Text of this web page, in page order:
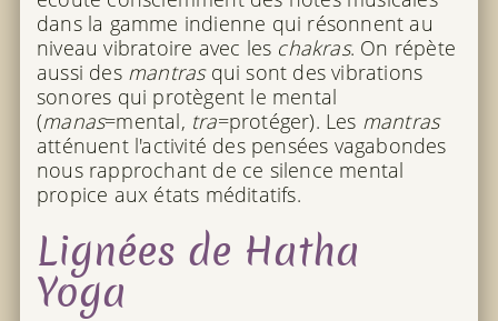
dans la gamme indienne qui résonnent au
niveau vibratoire avec les chakras. On répète
aussi des mantrasqui sont des vibrations
sonores qui protègent le mental
(manas=mental, tra=protéger). Les mantras
atténuent l'activité des pensées vagabondes
nous rapprochant de ce silence mental
propice aux états méditatifs.
Lignées de Hatha
Yoga